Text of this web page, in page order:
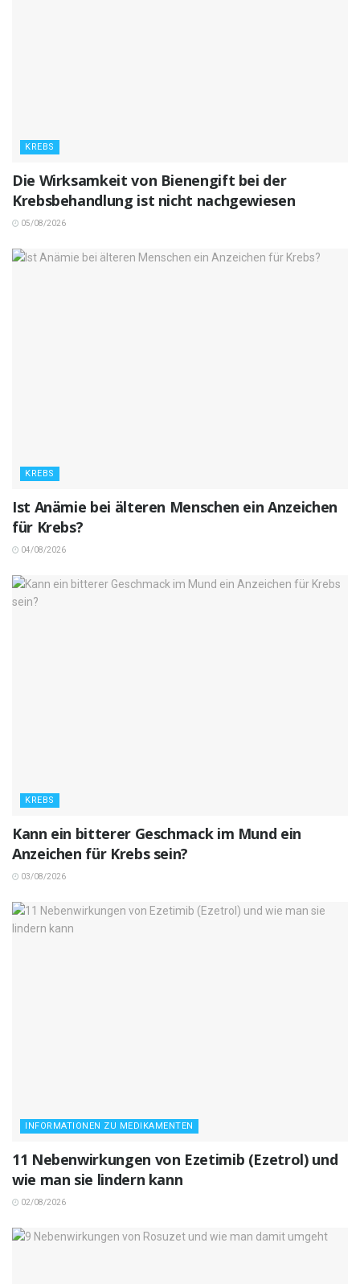
KREBS
Die Wirksamkeit von Bienengift bei der
Krebsbehandlung ist nicht nachgewiesen
05/08/2026
KREBS
Ist Anämie bei älteren Menschen ein Anzeichen
für Krebs?
04/08/2026
KREBS
Kann ein bitterer Geschmack im Mund ein
Anzeichen für Krebs sein?
03/08/2026
INFORMATIONEN ZU MEDIKAMENTEN
11 Nebenwirkungen von Ezetimib (Ezetrol) und
wie man sie lindern kann
02/08/2026